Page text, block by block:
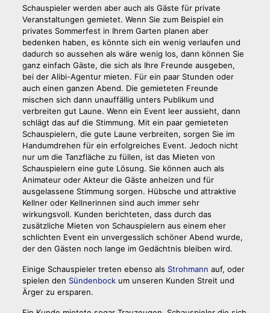
Schauspieler werden aber auch als Gäste für private
Veranstaltungen gemietet. Wenn Sie zum Beispiel ein
privates Sommerfest in Ihrem Garten planen aber
bedenken haben, es könnte sich ein wenig verlaufen und
dadurch so aussehen als wäre wenig los, dann können Sie
ganz einfach Gäste, die sich als Ihre Freunde ausgeben,
bei der Alibi-Agentur mieten. Für ein paar Stunden oder
auch einen ganzen Abend. Die gemieteten Freunde
mischen sich dann unauffällig unters Publikum und
verbreiten gut Laune. Wenn ein Event leer aussieht, dann
schlägt das auf die Stimmung. Mit ein paar gemieteten
Schauspielern, die gute Laune verbreiten, sorgen Sie im
Handumdrehen für ein erfolgreiches Event. Jedoch nicht
nur um die Tanzfläche zu füllen, ist das Mieten von
Schauspielern eine gute Lösung. Sie können auch als
Animateur oder Akteur die Gäste anheizen und für
ausgelassene Stimmung sorgen. Hübsche und attraktive
Kellner oder Kellnerinnen sind auch immer sehr
wirkungsvoll. Kunden berichteten, dass durch das
zusätzliche Mieten von Schauspielern aus einem eher
schlichten Event ein unvergesslich schöner Abend wurde,
der den Gästen noch lange im Gedächtnis bleiben wird.
Einige Schauspieler treten ebenso als Strohmann auf, oder
spielen den Sündenbockum unseren Kunden Streit und
Ärger zu ersparen.